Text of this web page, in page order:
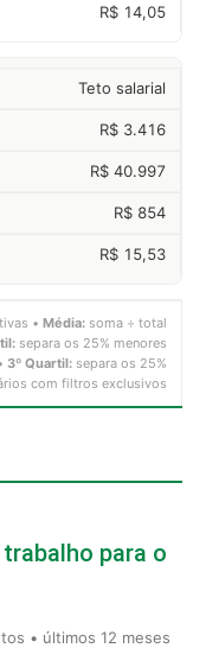
R$ 14,05
Teto salarial
R$ 3.416
R$ 40.997
R$ 854
R$ 15,53
• Média: soma ÷ total
separa os 25% menores
3º Quartil: separa os 25%
com filtros exclusivos
para o
• últimos 12 meses